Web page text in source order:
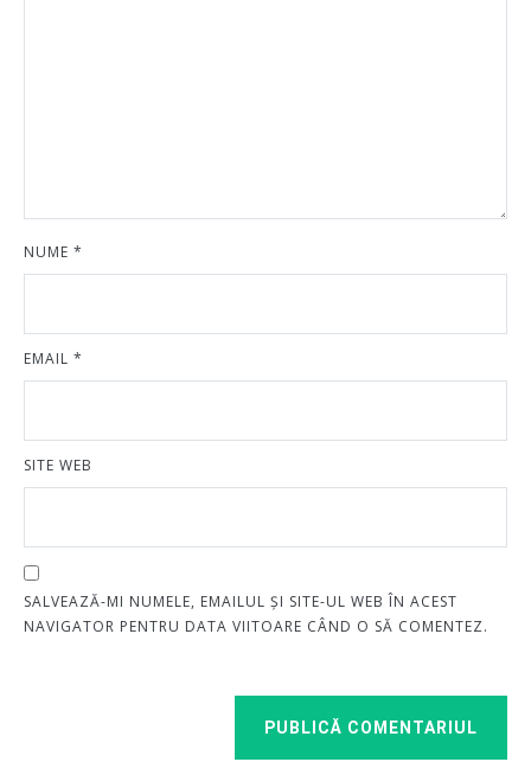
NUME *
EMAIL *
SITE WEB
SALVEAZĂ-MI NUMELE, EMAILUL ȘI SITE-UL WEB ÎN ACEST
NAVIGATOR PENTRU DATA VIITOARE CÂND O SĂ COMENTEZ.
PUBLICĂ COMENTARIUL